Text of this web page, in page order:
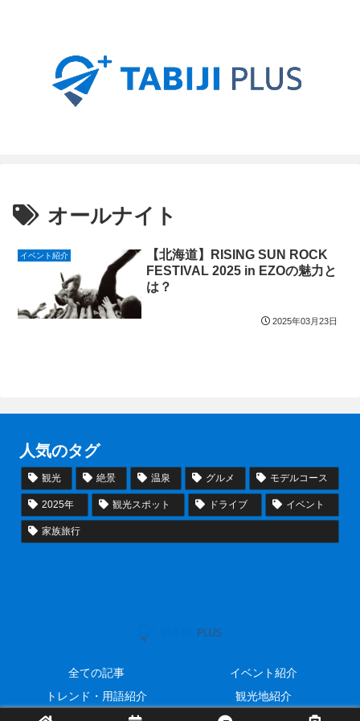
オールナイト
イベント紹介
【北海道】RISING SUN ROCK
FESTIVAL 2025 in EZOの魅力と
は？
2025年03月23日
人気のタグ
観光 絶景 温泉 グルメ モデルコース
2025年 観光スポット ドライブ イベント
家族旅行
全ての記事
イベント紹介
トレンド・用語紹介
観光地紹介